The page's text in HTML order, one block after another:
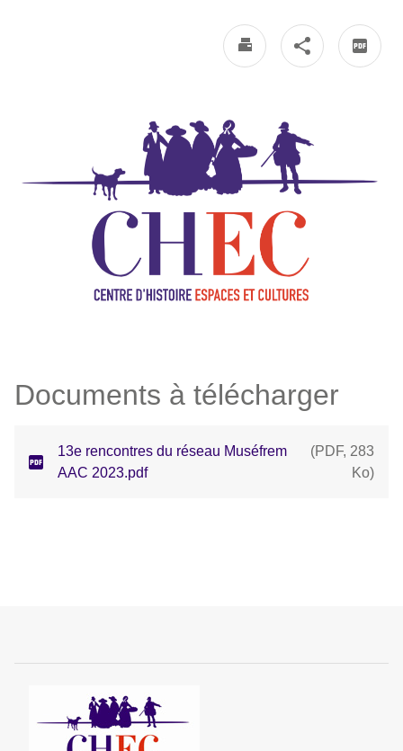
Documents à télécharger
13e rencontres du réseau Muséfrem
AAC 2023.pdf
(PDF, 283
Ko)